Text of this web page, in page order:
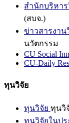
สำนักบริหา
(สบจ.)
ข่าวสารงาน
นวัตกรรม
CU Social
CU-Daily
ทุนวิจัย
ทุนวิจัย ทุนวิ
ทุนวิจัยในปร